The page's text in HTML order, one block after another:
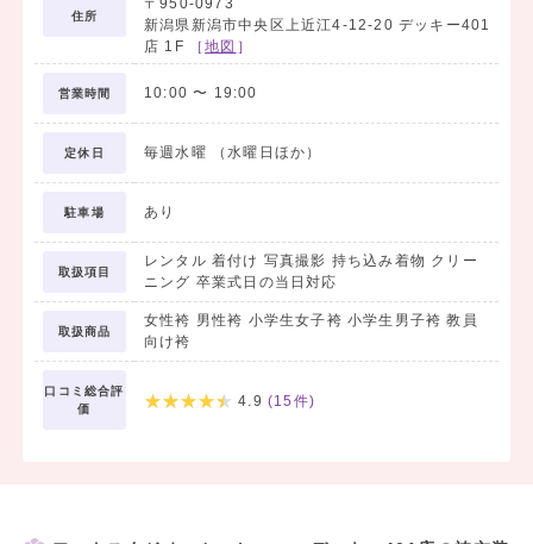
住所
〒950-0973
新潟県新潟市中央区上近江4-12-20 デッキー401
店 1F
［地図 ］
営業時間 10:00 〜 19:00
定休日 毎週水曜 （水曜日ほか）
駐車場 あり
取扱項目
レンタル 着付け 写真撮影 持ち込み着物 クリー
ニング 卒業式日の当日対応
取扱商品
女性袴 男性袴 小学生女子袴 小学生男子袴 教員
向け袴
口コミ総合評
価
4.9 (15 件)